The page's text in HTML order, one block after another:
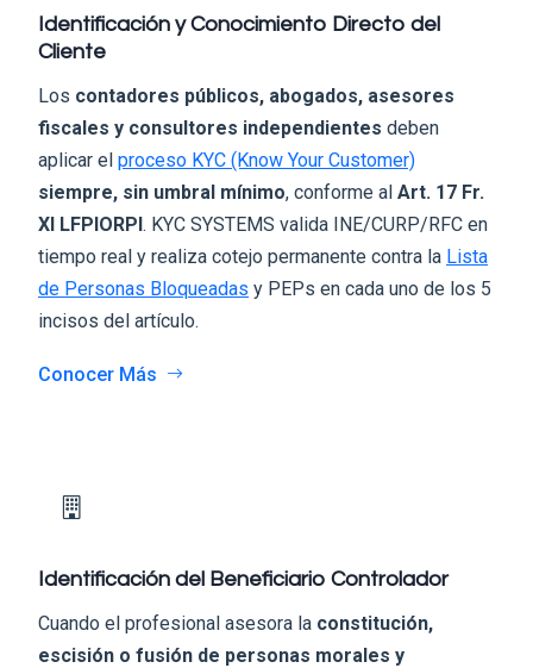
Identificación y Conocimiento Directo del
Cliente
Los contadores públicos, abogados, asesores
fiscales y consultores independientes deben
aplicar el proceso KYC (Know Your Customer)
siempre, sin umbral mínimo, conforme al Art. 17 Fr.
XI LFPIORPI. KYC SYSTEMS valida INE/CURP/RFC en
tiempo real y realiza cotejo permanente contra la Lista
de Personas Bloqueadas y PEPs en cada uno de los 5
incisos del artículo.
Conocer Más
Identificación del Beneficiario Controlador
Cuando el profesional asesora la constitución,
escisión o fusión de personas morales y